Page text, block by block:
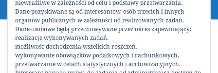
Dokumenty do pobrania
Podziel się!
niewrażliwe w zależności od celu i podstawy przetwarzania.
Dane pozyskiwane są od interesantów, osób trzecich i innych
organów publicznych w zależności od realizowanych zadań.
Dane osobowe będą przechowywane przez okres zapewniający:
realizację wykonywanych zadań,
możliwość dochodzenia wszelkich roszczeń,
wykonywanie obowiązków podatkowych i rachunkowych,
przetwarzanie w celach statystycznych i archiwizacyjnych.